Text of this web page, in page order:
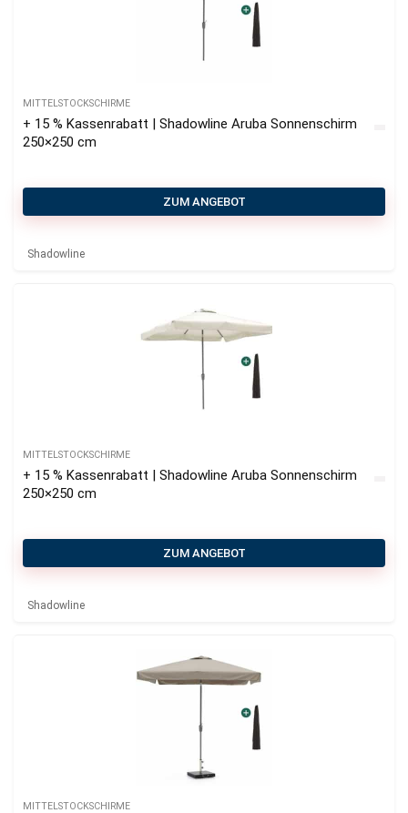
MITTELSTOCKSCHIRME
+ 15 % Kassenrabatt | Shadowline Aruba Sonnenschirm
250×250 cm
ZUM ANGEBOT
Shadowline
MITTELSTOCKSCHIRME
+ 15 % Kassenrabatt | Shadowline Aruba Sonnenschirm
250×250 cm
ZUM ANGEBOT
Shadowline
MITTELSTOCKSCHIRME